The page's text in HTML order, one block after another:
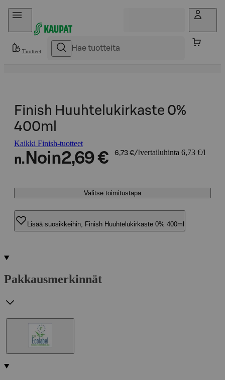
Hyppää sisältöön
Tuotteet
Finish Huuhtelukirkaste 0%
400ml
Kaikki Finish-tuotteet
n. Noin2,69 € 6,73 €/l vertailuhinta 6,73 €/l
Valitse toimitustapa
Lisää suosikkeihin, Finish Huuhtelukirkaste 0% 400ml
Pakkausmerkinnät